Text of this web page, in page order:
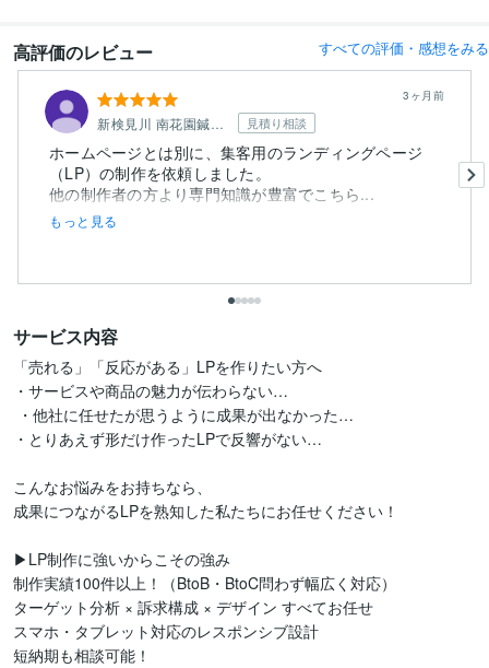
高評価のレビュー すべての評価・感想をみる
新検見川 南花園鍼灸整骨院 見積り相談
3ヶ月前
ホームページとは別に、集客用のランディングページ
（LP）の制作を依頼しました。
他の制作者の方より専門知識が豊富でこちら...
もっと見る
サービス内容
「売れる」「反応がある」LPを作りたい方へ
・サービスや商品の魅力が伝わらない…
・とりあえず形だけ作ったLPで反響がない…
こんなお悩みをお持ちなら、
成果につながるLPを熟知した私たちにお任せください！
▶LP制作に強いからこその強み
制作実績100件以上！（BtoB・BtoC問わず幅広く対応）
ターゲット分析 × 訴求構成 × デザイン すべてお任せ
スマホ・タブレット対応のレスポンシブ設計
短納期も相談可能！